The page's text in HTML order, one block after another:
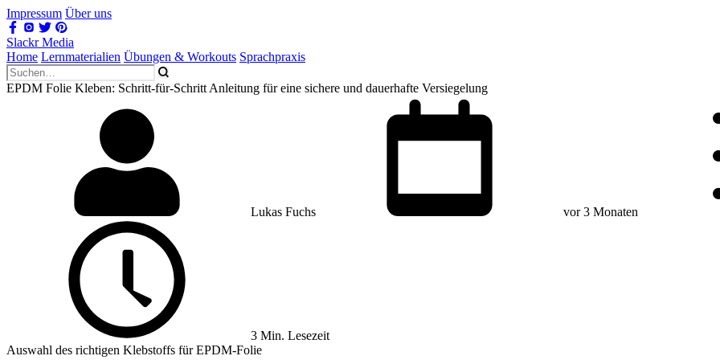
Impressum Über uns
Slackr Media
Home Lernmaterialien Übungen & Workouts Sprachpraxis
EPDM Folie Kleben: Schritt-für-Schritt Anleitung für eine sichere und dauerhafte Versiegelung
Lukas Fuchs vor 3 Monaten
3 Min. Lesezeit
Auswahl des richtigen Klebstoffs für EPDM-Folie